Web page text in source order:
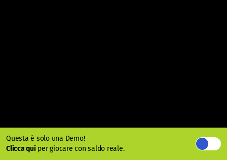
Questa è solo una Demo!
Clicca quiper giocare con saldo reale.